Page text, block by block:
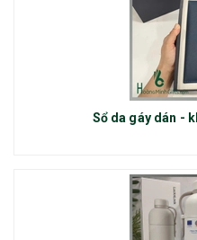
Sổ da gáy dán -